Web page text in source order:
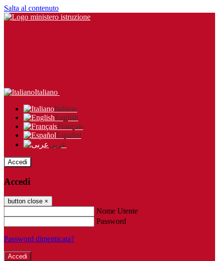
Salta al contenuto
Italiano
Italiano
English
Français
Español
عربى
Accedi
Accedi
button close ×
Nome Utente
Password
Password dimenticata?